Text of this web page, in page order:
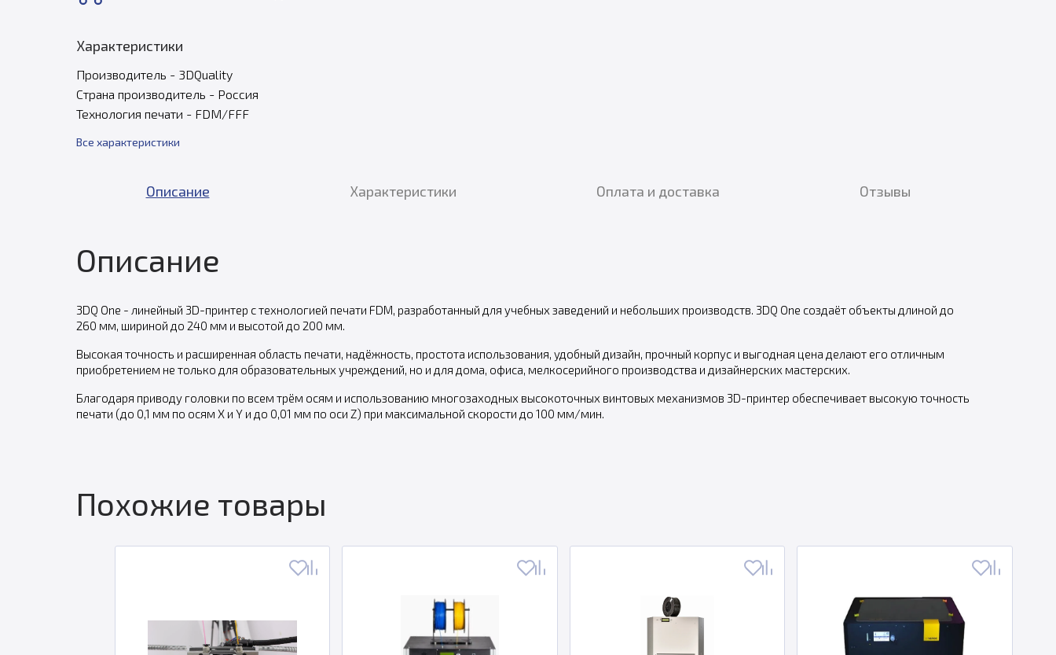
Характеристики
Производитель - 3DQuality
Страна производитель - Россия
Технология печати - FDM/FFF
Все характеристики
Описание Характеристики Оплата и доставка Отзывы
Описание
3DQ One - линейный 3D-принтер с технологией печати FDM, разработанный для учебных заведений и небольших производств. 3DQ One создаёт объекты длиной до
260 мм, шириной до 240 мм и высотой до 200 мм.
Высокая точность и расширенная область печати, надёжность, простота использования, удобный дизайн, прочный корпус и выгодная цена делают его отличным
приобретением не только для образовательных учреждений, но и для дома, офиса, мелкосерийного производства и дизайнерских мастерских.
Благодаря приводу головки по всем трём осям и использованию многозаходных высокоточных винтовых механизмов 3D-принтер обеспечивает высокую точность
печати (до 0,1 мм по осям X и Y и до 0,01 мм по оси Z) при максимальной скорости до 100 мм/мин.
Похожие товары